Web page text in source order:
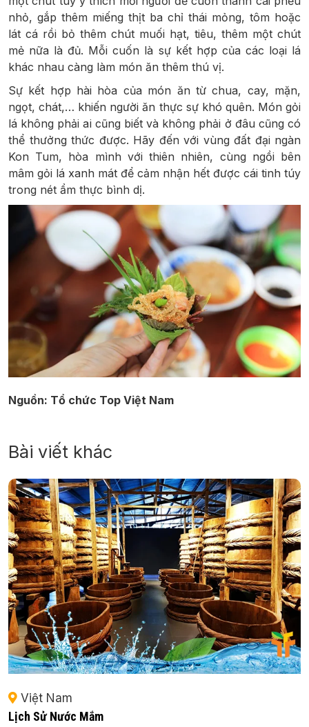
nhỏ, gắp thêm miếng thịt ba chỉ thái mỏng, tôm hoặc
lát cá rồi bỏ thêm chút muối hạt, tiêu, thêm một chút
mẻ nữa là đủ. Mỗi cuốn là sự kết hợp của các loại lá
khác nhau càng làm món ăn thêm thú vị.
Sự kết hợp hài hòa của món ăn từ chua, cay, mặn,
ngọt, chát,… khiến người ăn thực sự khó quên. Món gỏi
lá không phải ai cũng biết và không phải ở đâu cũng có
thể thưởng thức được. Hãy đến với vùng đất đại ngàn
Kon Tum, hòa mình với thiên nhiên, cùng ngồi bên
mâm gỏi lá xanh mát để cảm nhận hết được cái tinh túy
trong nét ẩm thực bình dị.
Nguồn: Tổ chức Top Việt Nam
Bài viết khác
Việt Nam
Lịch Sử Nước Mắm